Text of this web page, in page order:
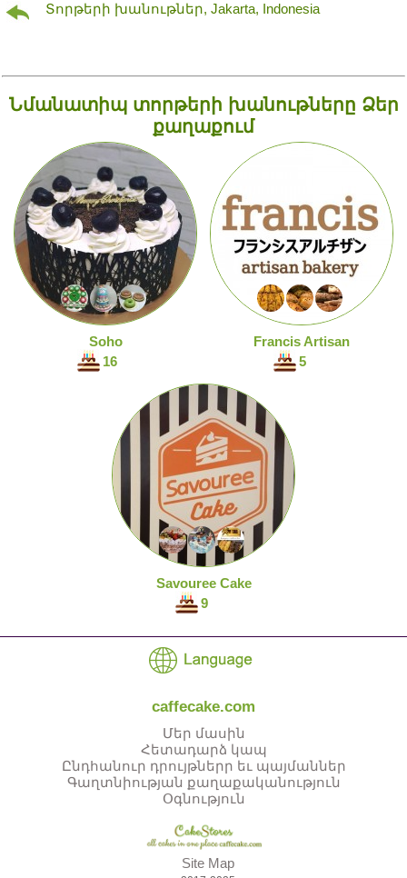
Տորթերի խանութներ, Jakarta, Indonesia
Նմանատիպ տորթերի խանութները Ձեր
քաղաքում
Soho
16
Francis Artisan
5
Savouree Cake
9
caffecake.com
Մեր մասին
Հետադարձ կապ
Ընդհանուր դրույթներր եւ պայմաններ
Գաղտնիության քաղաքականություն
Օգնություն
Site Map